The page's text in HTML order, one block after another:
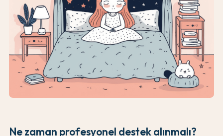
Ne zaman profesyonel destek alınmalı?